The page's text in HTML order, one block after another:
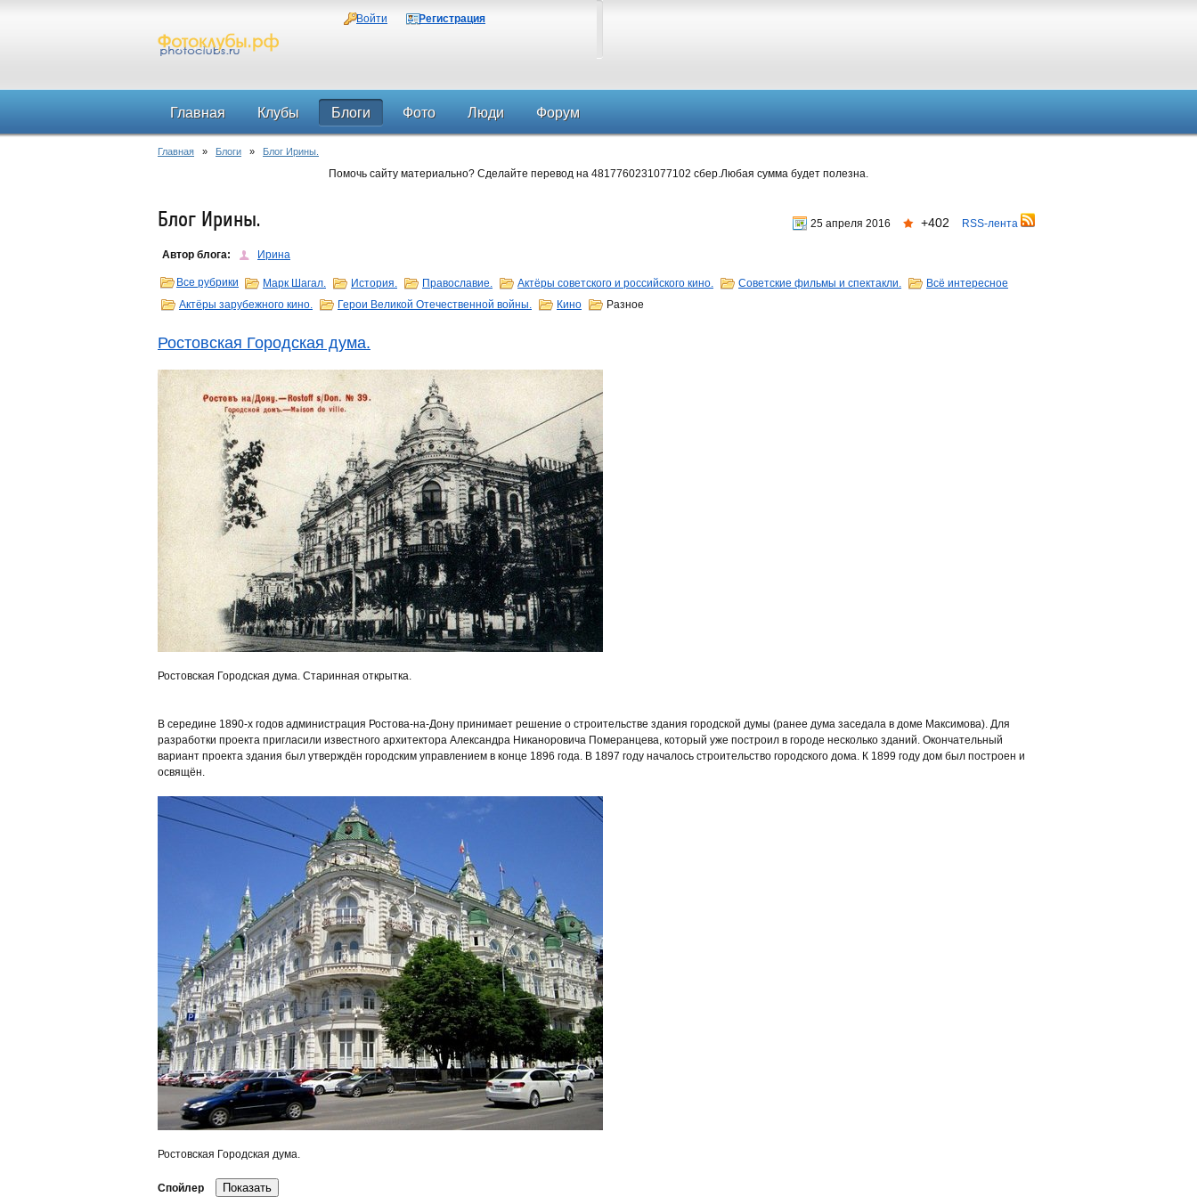
Войти Регистрация
Главная Клубы Блоги Фото Люди Форум
Главная » Блоги » Блог Ирины.
Помочь сайту материально? Сделайте перевод на 4817760231077102 сбер.Любая сумма будет полезна.
25 апреля 2016 +402 RSS-лента
Блог Ирины.
Автор блога: Ирина
Все рубрики Марк Шагал. История. Православие. Актёры советского и российского кино. Советские фильмы и спектакли.
Всё интересное
Актёры зарубежного кино.
Герои Великой Отечественной войны. Кино Разное
Ростовская Городская дума.
Ростовская Городская дума. Старинная открытка.
В середине 1890-х годов администрация Ростова-на-Дону принимает решение о строительстве здания городской думы (ранее дума заседала в доме Максимова). Для
разработки проекта пригласили известного архитектора Александра Никаноровича Померанцева, который уже построил в городе несколько зданий. Окончательный
вариант проекта здания был утверждён городским управлением в конце 1896 года. В 1897 году началось строительство городского дома. К 1899 году дом был построен и
освящён.
Ростовская Городская дума.
Спойлер